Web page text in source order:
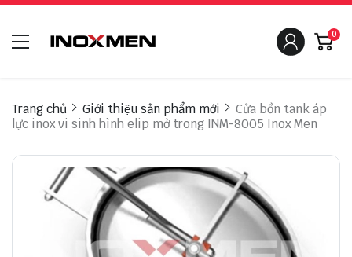
0
Trang chủ Giới thiệu sản phẩm mới
Cửa bồn tank áp
lực inox vi sinh hình elip mở trong INM-8005 Inox Men